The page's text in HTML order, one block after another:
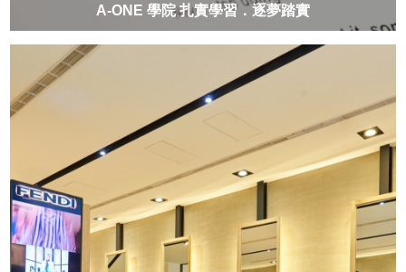
A-ONE 學院 扎實學習．逐夢踏實